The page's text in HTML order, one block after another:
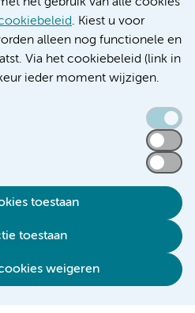
. Kiest u voor
alleen nog functionele en
Via het cookiebeleid (link in
ieder moment wijzigen.
toestaan
toestaan
weigeren